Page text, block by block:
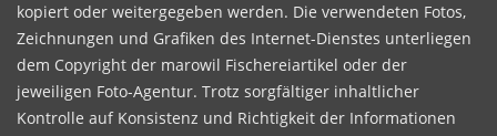
kopiert oder weitergegeben werden. Die verwendeten Fotos,
Zeichnungen und Grafiken des Internet-Dienstes unterliegen
dem Copyright der marowil Fischereiartikel oder der
jeweiligen Foto-Agentur. Trotz sorgfältiger inhaltlicher
Kontrolle auf Konsistenz und Richtigkeit der Informationen